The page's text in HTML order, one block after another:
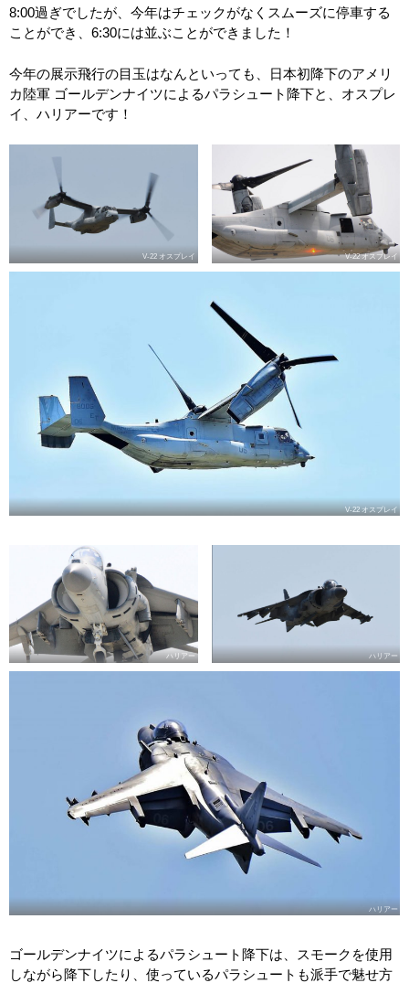
8:00過ぎでしたが、今年はチェックがなくスムーズに停車する
ことができ、6:30には並ぶことができました！
今年の展示飛行の目玉はなんといっても、日本初降下のアメリ
カ陸軍 ゴールデンナイツによるパラシュート降下と、オスプレ
イ、ハリアーです！
V-22 オスプレイ V-22 オスプレイ
V-22 オスプレイ
ハリアー ハリアー
ハリアー
ゴールデンナイツによるパラシュート降下は、スモークを使用
しながら降下したり、使っているパラシュートも派手で魅せ方